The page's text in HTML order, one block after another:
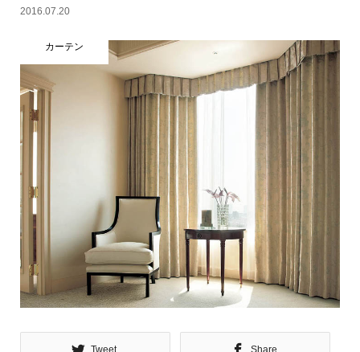
2016.07.20
カーテン
Tweet Share